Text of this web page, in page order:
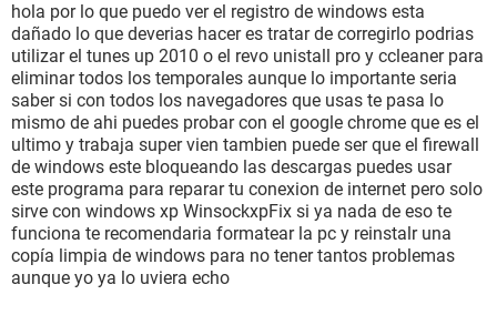
hola por lo que puedo ver el registro de windows esta
dañado lo que deverias hacer es tratar de corregirlo podrias
utilizar el tunes up 2010 o el revo unistall pro y ccleaner para
eliminar todos los temporales aunque lo importante seria
saber si con todos los navegadores que usas te pasa lo
mismo de ahi puedes probar con el google chrome que es el
ultimo y trabaja super vien tambien puede ser que el firewall
de windows este bloqueando las descargas puedes usar
este programa para reparar tu conexion de internet pero solo
sirve con windows xp WinsockxpFix si ya nada de eso te
funciona te recomendaria formatear la pc y reinstalr una
copía limpia de windows para no tener tantos problemas
aunque yo ya lo uviera echo